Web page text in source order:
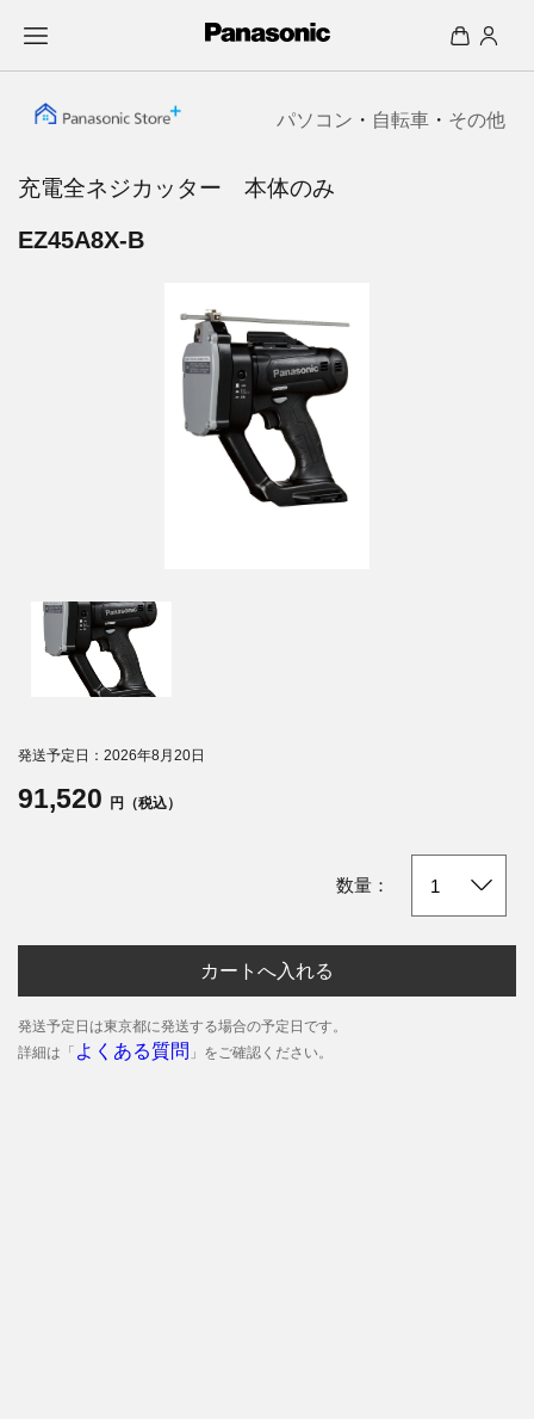
パソコン ・ 自転車 ・ その他
充電全ネジカッター 本体のみ
EZ45A8X-B
発送予定日：2026年8月20日
91,520 円（税込）
数量：
カートへ入れる
発送予定日は東京都に発送する場合の予定日です。
詳細は「 よくある質問 」をご確認ください。